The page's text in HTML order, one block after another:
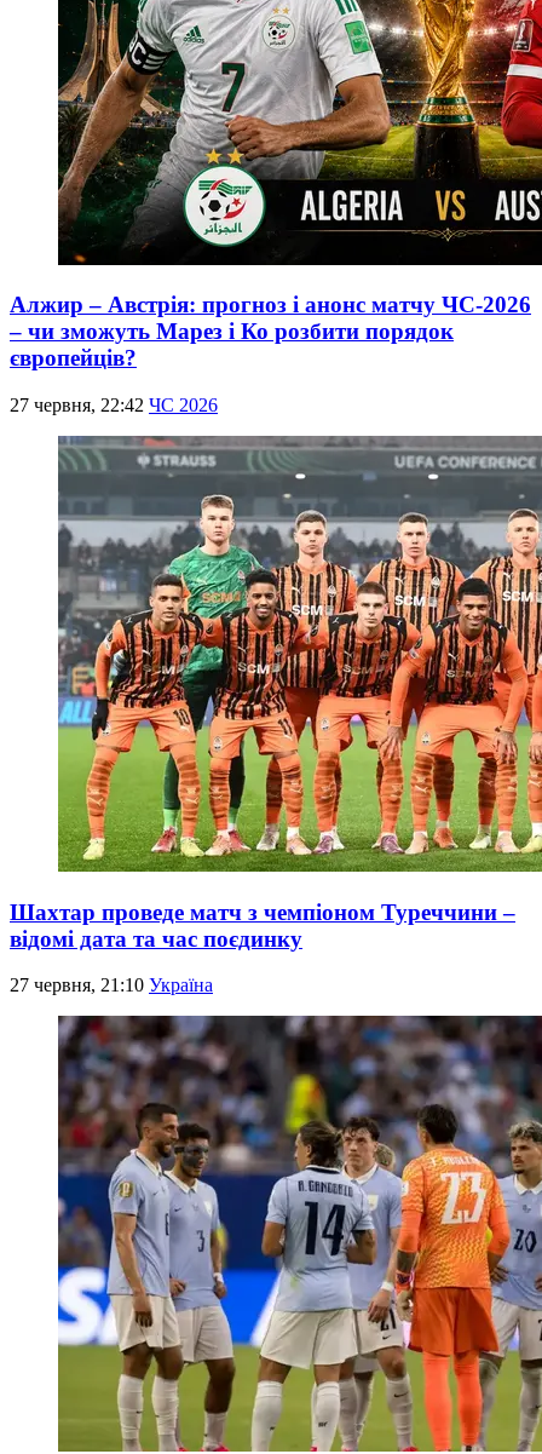
Алжир – Австрія: прогноз і анонс матчу ЧС-2026
– чи зможуть Марез і Ко розбити порядок
європейців?
27 червня, 22:42 ЧС 2026
Шахтар проведе матч з чемпіоном Туреччини –
відомі дата та час поєдинку
27 червня, 21:10 Україна